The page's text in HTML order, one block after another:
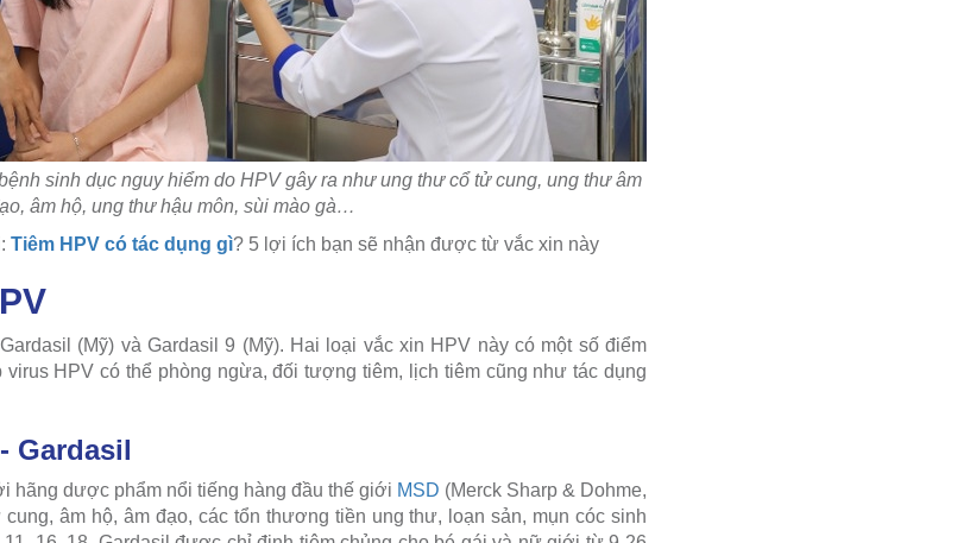
sinh dục nguy hiểm do HPV gây ra như ung thư cổ tử cung, ung thư âm
âm hộ, ung thư hậu môn, sùi mào gà…
Tiêm HPV có tác dụng gì? 5 lợi ích bạn sẽ nhận được từ vắc xin này
(Mỹ) và Gardasil 9 (Mỹ). Hai loại vắc xin HPV này có một số điểm
HPV có thể phòng ngừa, đối tượng tiêm, lịch tiêm cũng như tác dụng
Gardasil
hãng dược phẩm nổi tiếng hàng đầu thế giới MSD (Merck Sharp & Dohme,
âm hộ, âm đạo, các tổn thương tiền ung thư, loạn sản, mụn cóc sinh